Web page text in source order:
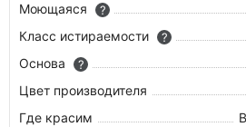
Моющаяся
?
Класс истираемости
?
Основа
?
Цвет производителя
Где красим